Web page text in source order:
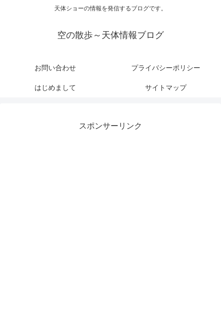
天体ショーの情報を発信するブログです。
空の散歩～天体情報ブログ
お問い合わせ プライバシーポリシー
はじめまして サイトマップ
スポンサーリンク